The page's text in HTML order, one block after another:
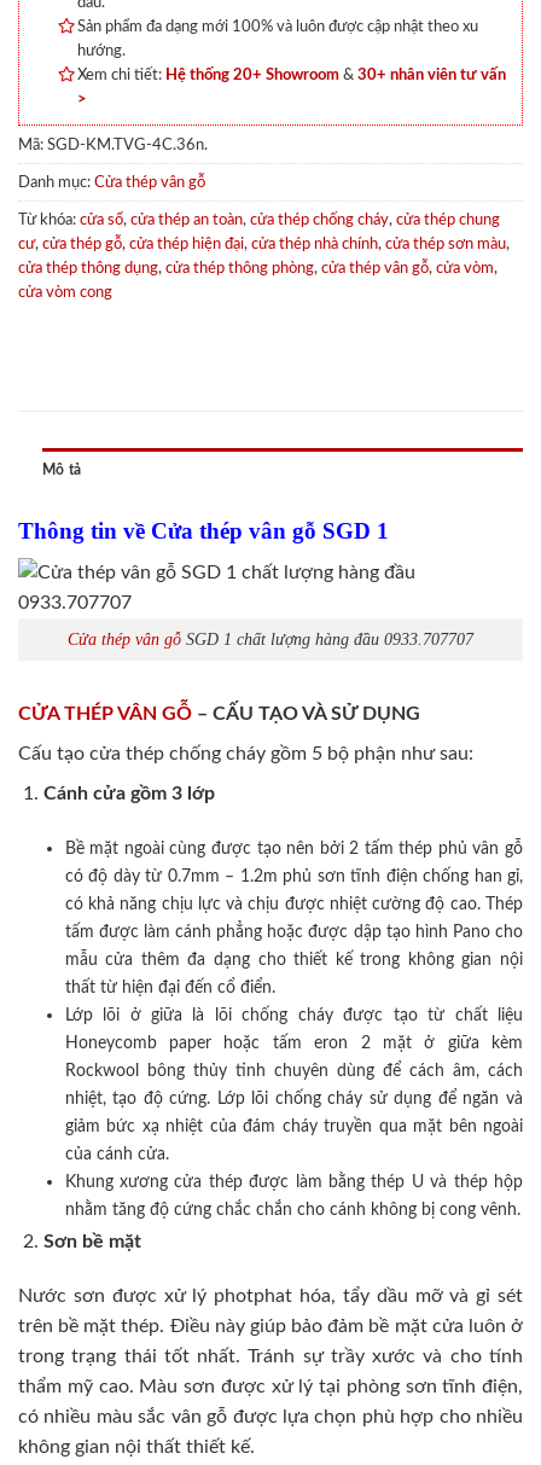
Sản phẩm đa dạng mới 100% và luôn được cập nhật theo xu
hướng.
Xem chi tiết: Hệ thống 20+ Showroom & 30+ nhân viên tư vấn
>
Mã: SGD-KM.TVG-4C.36n.
Danh mục: Cửa thép vân gỗ
Từ khóa: cửa sổ, cửa thép an toàn, cửa thép chống cháy, cửa thép chung
cư, cửa thép gỗ, cửa thép hiện đại, cửa thép nhà chính, cửa thép sơn màu,
cửa thép thông dụng, cửa thép thông phòng, cửa thép vân gỗ, cửa vòm,
cửa vòm cong
Mô tả
Thông tin về Cửa thép vân gỗ SGD 1
Cửa thép vân gỗ SGD 1 chất lượng hàng đầu 0933.707707
CỬA THÉP VÂN GỖ – CẤU TẠO VÀ SỬ DỤNG
Cấu tạo cửa thép chống cháy gồm 5 bộ phận như sau:
Cánh cửa gồm 3 lớp
Bề mặt ngoài cùng được tạo nên bởi 2 tấm thép phủ vân gỗ
có độ dày từ 0.7mm – 1.2m phủ sơn tĩnh điện chống han gỉ,
có khả năng chịu lực và chịu được nhiệt cường độ cao. Thép
tấm được làm cánh phẳng hoặc được dập tạo hình Pano cho
mẫu cửa thêm đa dạng cho thiết kế trong không gian nội
thất từ hiện đại đến cổ điển.
Lớp lõi ở giữa là lõi chống cháy được tạo từ chất liệu
Honeycomb paper hoặc tấm eron 2 mặt ở giữa kèm
Rockwool bông thủy tinh chuyên dùng để cách âm, cách
nhiệt, tạo độ cứng. Lớp lõi chống cháy sử dụng để ngăn và
giảm bức xạ nhiệt của đám cháy truyền qua mặt bên ngoài
của cánh cửa.
Khung xương cửa thép được làm bằng thép U và thép hộp
nhằm tăng độ cứng chắc chắn cho cánh không bị cong vênh.
Sơn bề mặt
Nước sơn được xử lý photphat hóa, tẩy dầu mỡ và gỉ sét
trên bề mặt thép. Điều này giúp bảo đảm bề mặt cửa luôn ở
trong trạng thái tốt nhất. Tránh sự trầy xước và cho tính
thẩm mỹ cao. Màu sơn được xử lý tại phòng sơn tĩnh điện,
có nhiều màu sắc vân gỗ được lựa chọn phù hợp cho nhiều
không gian nội thất thiết kế.